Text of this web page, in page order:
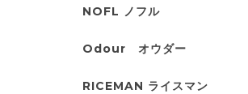
NOFL ノフル
Odour オウダー
RICEMAN ライスマン